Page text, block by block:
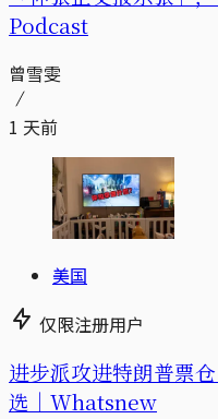
Podcast
曾雪雯
1 天前
美国
仅限注册用户
进步派攻进特朗普票
选｜Whatsnew